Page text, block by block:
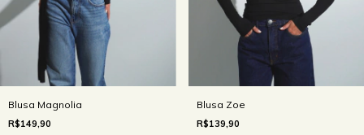
Blusa Magnolia
R$149,90
Blusa Zoe
R$139,90